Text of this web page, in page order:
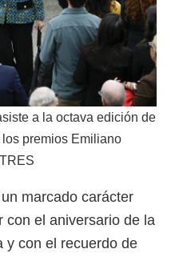
a la octava edición de
premios Emiliano
marcado carácter
con el aniversario de la
y con el recuerdo de